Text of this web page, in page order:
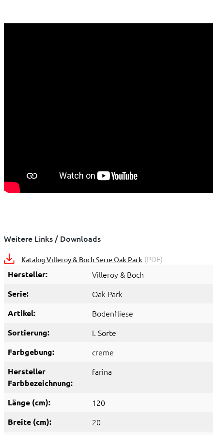
Weitere Links / Downloads
Katalog Villeroy & Boch Serie Oak Park (PDF)
Hersteller: Villeroy & Boch
Serie: Oak Park
Artikel: Bodenfliese
Sortierung: I. Sorte
Farbgebung: creme
Hersteller
Farbbezeichnung:
farina
Länge (cm): 120
Breite (cm): 20